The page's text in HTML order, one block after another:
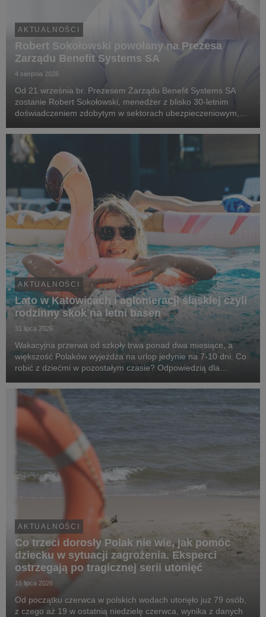
AKTUALNOŚCI
Robert Sokołowski powołany na Prezesa
Zarządu Benefit Systems SA
4 sierpnia 2026
Od 21 września br. Prezesem Zarządu Benefit Systems SA
zostanie Robert Sokołowski, menedżer z blisko 30-letnim
doświadczeniem zdobytym w sektorach ubezpieczeniowym,
strategicznego. Robert Sokołowski specjalizuje się w tran...
AKTUALNOŚCI
Lato w Katowicach i aglomeracji śląskiej czyli
rodzinny skok na letni basen
31 lipca 2026
Wakacyjna przerwa od szkoły trwa ponad dwa miesiące, a
większość Polaków wyjeżdża na urlop jedynie na 7-10 dni. Co
robić z dziećmi w pozostałym czasie? Odpowiedzią dla
basenach i kąpieliskach - od Katowic, przez obiekty...
AKTUALNOŚCI
Co trzeci dorosły Polak nie wie, jak pomóc
dziecku w sytuacji zagrożenia. Eksperci
ostrzegają po tragicznej serii utonięć
15 lipca 2026
Od początku czerwca w polskich wodach utonęło już 79 osób,
z czego aż 19 w ostatnią niedzielę czerwca, wynika z danych